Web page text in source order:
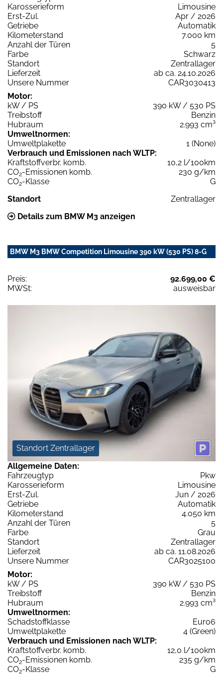
Karosserieform
Limousine
Erst-Zul.
Apr / 2026
Getriebe
Automatik
Kilometerstand
7.000 km
Anzahl der Türen
5
Farbe
Schwarz
Standort
Zentrallager
Lieferzeit
ab ca. 24.10.2026
Unsere Nummer
CAR3030413
Motor:
kW / PS
390 kW / 530 PS
Treibstoff
Benzin
Hubraum
2.993 cm³
Umweltnormen:
Umweltplakette
1 (None)
Verbrauch und Emissionen nach WLTP:
Kraftstoffverbr. komb.
10,2 l/100km
CO2-Emissionen komb.
230 g/km
CO2-Klasse
G
Standort
Zentrallager
Details zum BMW M3 anzeigen
BMW M3 BMW Competition Limousine 390 kW (530 PS) 8-G
Preis:
92.699,00 €
MWSt:
ausweisbar
Standort Zentrallager
Allgemeine Daten:
Fahrzeugtyp
Pkw
Karosserieform
Limousine
Erst-Zul.
Jun / 2026
Getriebe
Automatik
Kilometerstand
4.050 km
Anzahl der Türen
5
Farbe
Grau
Standort
Zentrallager
Lieferzeit
ab ca. 11.08.2026
Unsere Nummer
CAR3025100
Motor:
kW / PS
390 kW / 530 PS
Treibstoff
Benzin
Hubraum
2.993 cm³
Umweltnormen:
Schadstoffklasse
Euro6
Umweltplakette
4 (Green)
Verbrauch und Emissionen nach WLTP:
Kraftstoffverbr. komb.
12,0 l/100km
CO2-Emissionen komb.
235 g/km
CO2-Klasse
G